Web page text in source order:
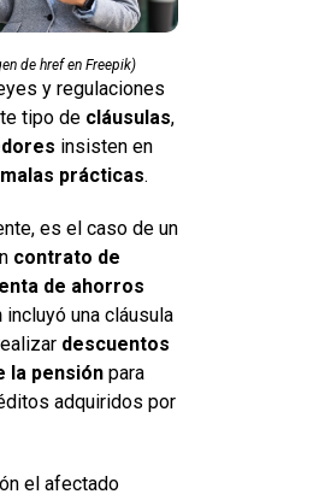
de href en Freepik)
y regulaciones
tipo de cláusulas,
insisten en
malas prácticas.
es el caso de un
contrato de
de ahorros
incluyó una cláusula
descuentos
la pensiónpara
adquiridos por
el afectado